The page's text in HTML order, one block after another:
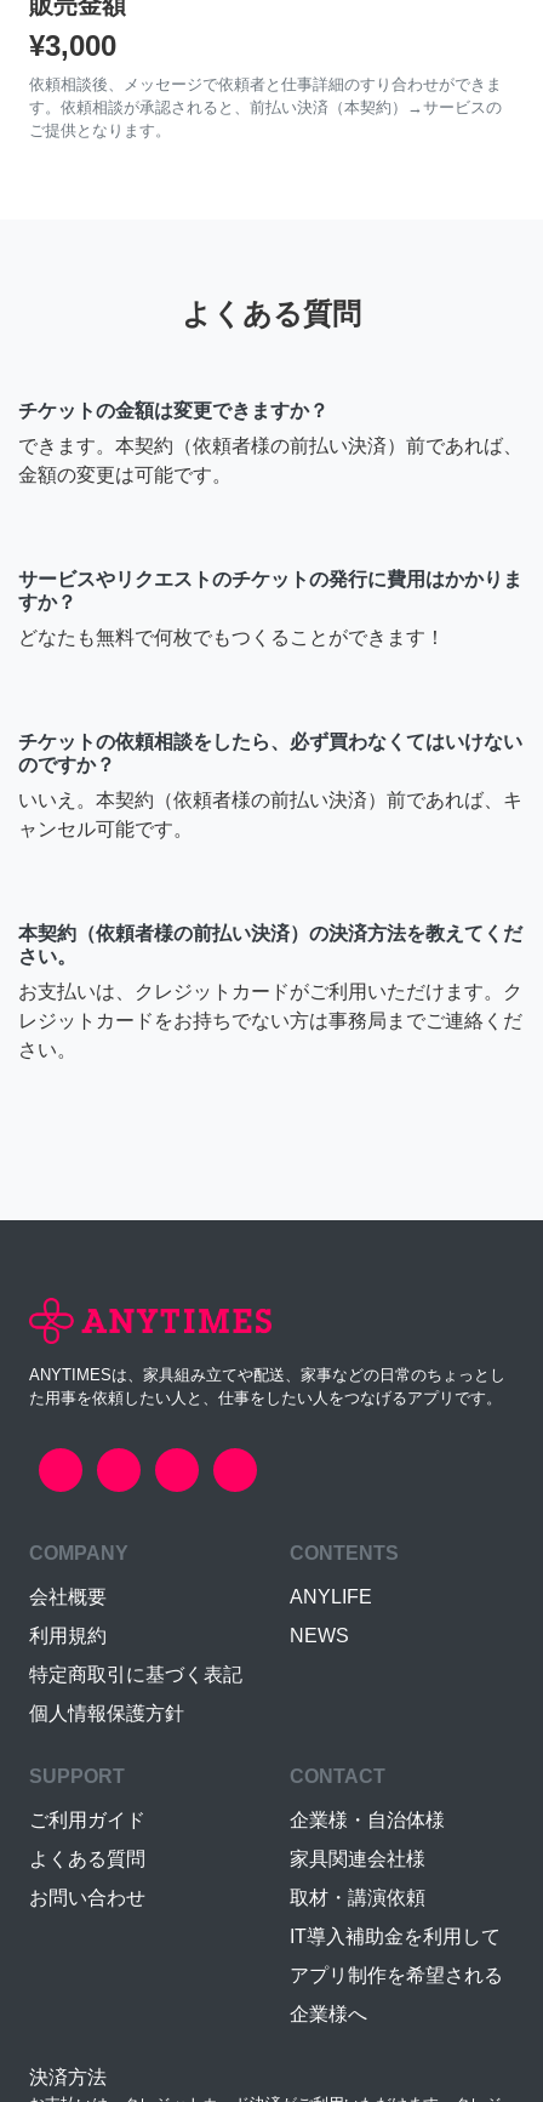
¥3,000
依頼相談後、メッセージで依頼者と仕事詳細のすり合わせができま
す。依頼相談が承認されると、前払い決済（本契約）→サービスの
ご提供となります。
よくある質問
チケットの金額は変更できますか？
できます。本契約（依頼者様の前払い決済）前であれば、
金額の変更は可能です。
サービスやリクエストのチケットの発行に費用はかかりま
すか？
どなたも無料で何枚でもつくることができます！
チケットの依頼相談をしたら、必ず買わなくてはいけない
のですか？
いいえ。本契約（依頼者様の前払い決済）前であれば、キ
ャンセル可能です。
本契約（依頼者様の前払い決済）の決済方法を教えてくだ
さい。
お支払いは、クレジットカードがご利用いただけます。ク
レジットカードをお持ちでない方は事務局までご連絡くだ
さい。
ANYTIMESは、家具組み立てや配送、家事などの日常のちょっとし
た用事を依頼したい人と、仕事をしたい人をつなげるアプリです。
COMPANY
会社概要
利用規約
特定商取引に基づく表記
個人情報保護方針
CONTENTS
ANYLIFE
NEWS
SUPPORT
ご利用ガイド
よくある質問
お問い合わせ
CONTACT
企業様・自治体様
家具関連会社様
取材・講演依頼
IT導入補助金を利用して
アプリ制作を希望される
企業様へ
決済方法